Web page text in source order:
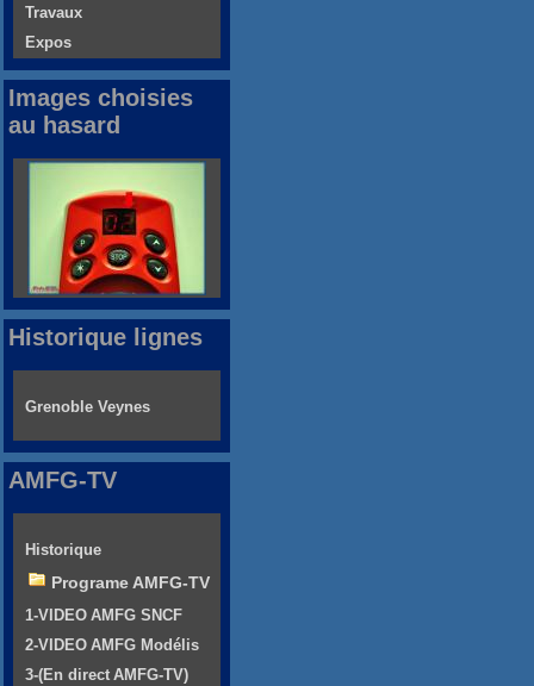
Travaux
Expos
Images choisies
au hasard
Historique lignes
Grenoble Veynes
AMFG-TV
Historique
Programe AMFG-TV
1-VIDEO AMFG SNCF
2-VIDEO AMFG Modélis
3-(En direct AMFG-TV)